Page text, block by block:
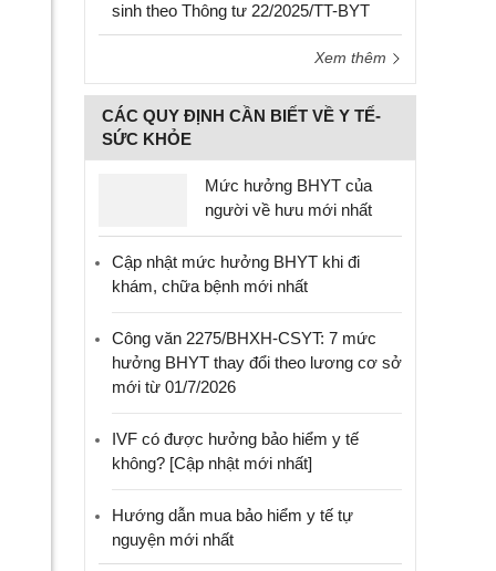
sinh theo Thông tư 22/2025/TT-BYT
Xem thêm
CÁC QUY ĐỊNH CẦN BIẾT VỀ Y TẾ-
SỨC KHỎE
Mức hưởng BHYT của
người về hưu mới nhất
Cập nhật mức hưởng BHYT khi đi
khám, chữa bệnh mới nhất
Công văn 2275/BHXH-CSYT: 7 mức
hưởng BHYT thay đổi theo lương cơ sở
mới từ 01/7/2026
IVF có được hưởng bảo hiểm y tế
không? [Cập nhật mới nhất]
Hướng dẫn mua bảo hiểm y tế tự
nguyện mới nhất